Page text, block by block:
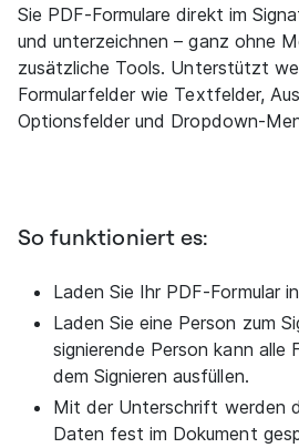
Sie PDF-Formulare direkt im
und unterzeichnen – ganz ohne
zusätzliche Tools. Unterstützt
Formularfelder wie Textfelder,
Optionsfelder und Dropdown-
So funktioniert es:
Laden Sie Ihr PDF-Formular
Laden Sie eine Person zum
signierende Person kann alle
dem Signieren ausfüllen.
Mit der Unterschrift werden
Daten fest im Dokument